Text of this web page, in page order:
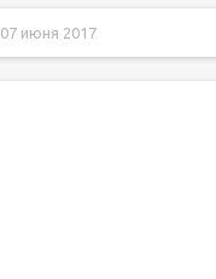
07 июня 2017